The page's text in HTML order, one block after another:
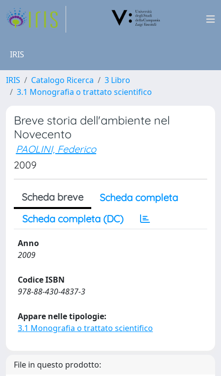
IRIS
IRIS Catalogo Ricerca
3 Libro
3.1 Monografia o trattato scientifico
Breve storia dell'ambiente nel
Novecento
PAOLINI, Federico
2009
Scheda breve
Scheda completa
Scheda completa (DC)
Anno
2009
Codice ISBN
978-88-430-4837-3
Appare nelle tipologie:
3.1 Monografia o trattato scientifico
File in questo prodotto: